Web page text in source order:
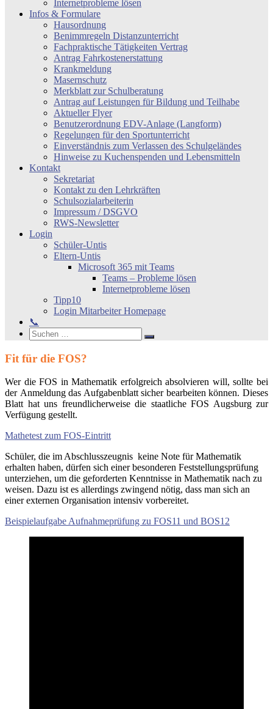
Internetprobleme lösen
Infos & Formulare
Hausordnung
Benimmregeln Distanzunterricht
Fachpraktische Tätigkeiten Vertrag
Antrag Fahrkostenerstattung
Krankmeldung
Masernschutz
Merkblatt zur Schulberatung
Antrag auf Leistungen für Bildung und Teilhabe
Aktueller Flyer
Benutzerordnung EDV-Anlage (Langform)
Regelungen für den Sportunterricht
Einverständnis zum Verlassen des Schulgeländes
Hinweise zu Kuchenspenden und Lebensmitteln
Kontakt
Sekretariat
Kontakt zu den Lehrkräften
Schulsozialarbeiterin
Impressum / DSGVO
RWS-Newsletter
Login
Schüler-Untis
Eltern-Untis
Microsoft 365 mit Teams
Teams – Probleme lösen
Internetprobleme lösen
Tipp10
Login Mitarbeiter Homepage
📞
Search
Suchen
nach:
Suchen
Fit für die FOS?
Wer die FOS in Mathematik erfolgreich absolvieren will, sollte bei
der Anmeldung das Aufgabenblatt sicher bearbeiten können. Dieses
Blatt hat uns freundlicherweise die staatliche FOS Augsburg zur
Verfügung gestellt.
Mathetest zum FOS-Eintritt
Schüler, die im Abschlusszeugnis keine Note für Mathematik
erhalten haben, dürfen sich einer besonderen Feststellungsprüfung
unterziehen, um die geforderten Kenntnisse in Mathematik nach zu
weisen. Dazu ist es allerdings zwingend nötig, dass man sich an
einer externen Organisation intensiv vorbereitet.
Beispielaufgabe Aufnahmeprüfung zu FOS11 und BOS12